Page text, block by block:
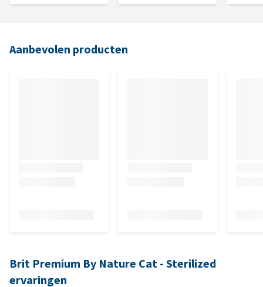
Aanbevolen producten
Brit Premium By Nature Cat - Sterilized
ervaringen